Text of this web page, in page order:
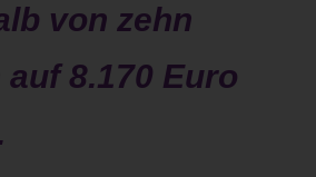
von zehn
8.170 Euro